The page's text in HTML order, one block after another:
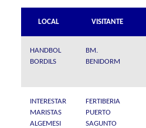
LOCAL VISITANTE
HANDBOL
BORDILS
BM.
BENIDORM
INTERESTAR
MARISTAS
ALGEMESI
FERTIBERIA
PUERTO
SAGUNTO